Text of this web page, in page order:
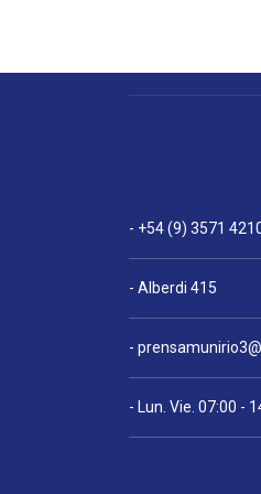
- +54 (9) 3571
- Alberdi 415
-
- Lun. Vie. 07:00 -